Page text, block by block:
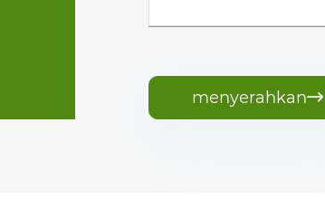
menyerahkan